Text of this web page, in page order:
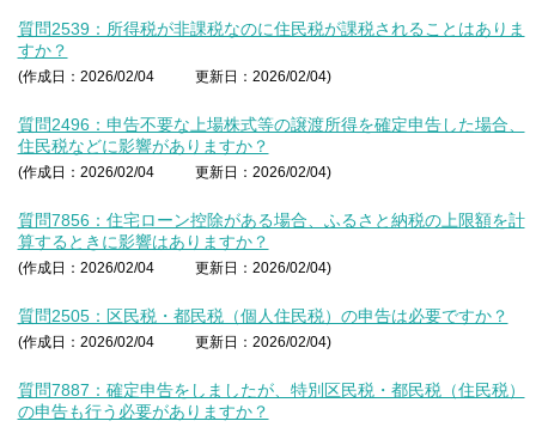
質問2539：所得税が非課税なのに住民税が課税されることはありま
すか？
(作成日：2026/02/04 更新日：2026/02/04)
質問2496：申告不要な上場株式等の譲渡所得を確定申告した場合、
住民税などに影響がありますか？
(作成日：2026/02/04 更新日：2026/02/04)
質問7856：住宅ローン控除がある場合、ふるさと納税の上限額を計
算するときに影響はありますか？
(作成日：2026/02/04 更新日：2026/02/04)
質問2505：区民税・都民税（個人住民税）の申告は必要ですか？
(作成日：2026/02/04 更新日：2026/02/04)
質問7887：確定申告をしましたが、特別区民税・都民税（住民税）
の申告も行う必要がありますか？